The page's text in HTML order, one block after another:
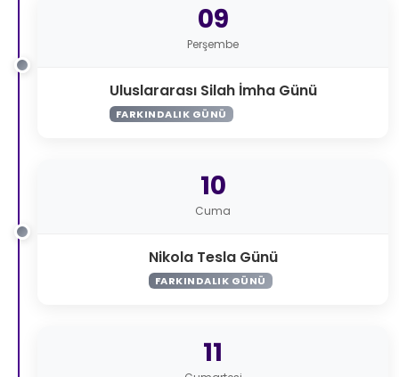
09
Perşembe
Uluslararası Silah İmha Günü
FARKINDALIK GÜNÜ
10
Cuma
Nikola Tesla Günü
FARKINDALIK GÜNÜ
11